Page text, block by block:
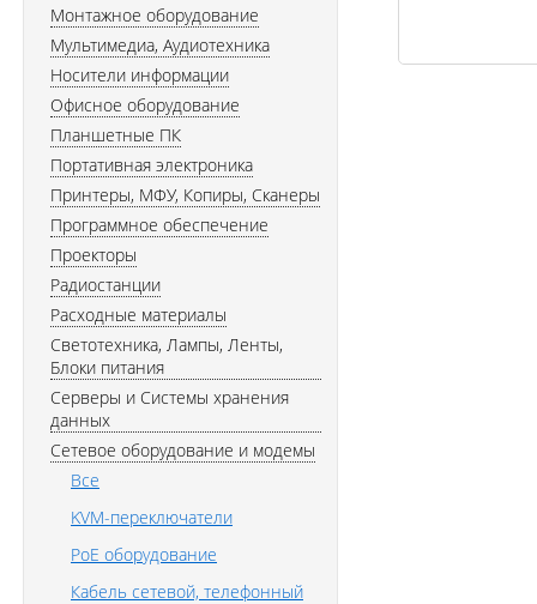
Монтажное оборудование
Мультимедиа, Аудиотехника
Носители информации
Офисное оборудование
Планшетные ПК
Портативная электроника
Принтеры, МФУ, Копиры, Сканеры
Программное обеспечение
Проекторы
Радиостанции
Расходные материалы
Светотехника, Лампы, Ленты,
Блоки питания
Серверы и Системы хранения
данных
Сетевое оборудование и модемы
Все
KVM-переключатели
PoE оборудование
Кабель сетевой, телефонный